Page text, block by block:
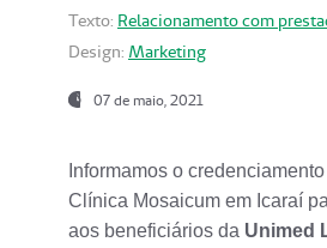
Texto: Relacionamento com
Design: Marketing
07 de maio, 2021
Informamos o
Clínica Mosaicum em Icaraí
aos beneficiários da Unimed